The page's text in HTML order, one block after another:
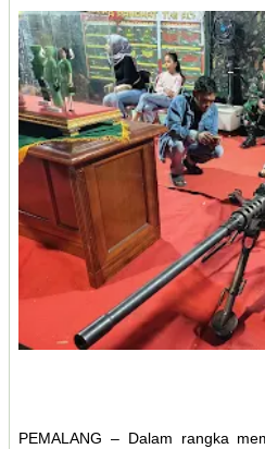
PEMALANG – Dalam rangka